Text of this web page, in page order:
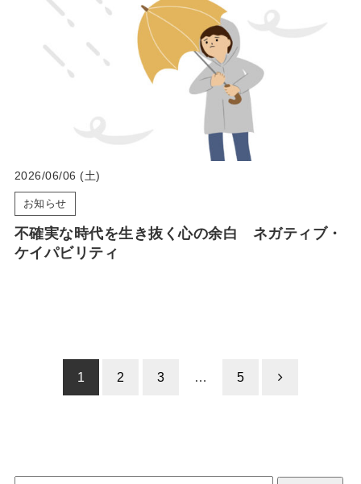
2026/06/06 (土)
お知らせ
不確実な時代を生き抜く心の余白 ネガティブ・
ケイパビリティ
1 2 3 … 5